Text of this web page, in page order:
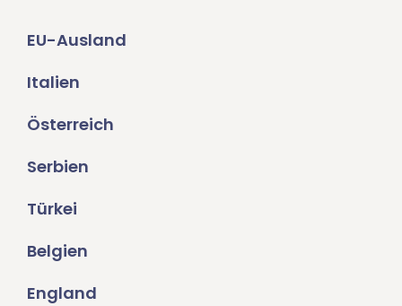
EU-Ausland
Italien
Österreich
Serbien
Türkei
Belgien
England